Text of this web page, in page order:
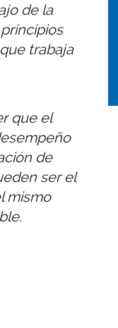
de la
trabaja
que el
de
ser el
mismo